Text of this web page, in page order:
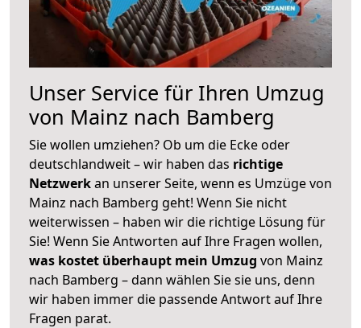
Unser Service für Ihren Umzug
von Mainz nach Bamberg
Sie wollen umziehen? Ob um die Ecke oder
deutschlandweit – wir haben das richtige
Netzwerkan unserer Seite, wenn es Umzüge von
Mainz nach Bamberg geht! Wenn Sie nicht
weiterwissen – haben wir die richtige Lösung für
Sie! Wenn Sie Antworten auf Ihre Fragen wollen,
was kostet überhaupt mein Umzug von Mainz
nach Bamberg – dann wählen Sie sie uns, denn
wir haben immer die passende Antwort auf Ihre
Fragen parat.